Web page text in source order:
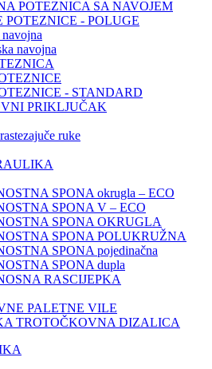
POTEZNICA SA NAVOJEM
- POLUGE
navojna
- STANDARD
PRIKLJUČAK
ruke
SPONA okrugla – ECO
SPONA V – ECO
SPONA OKRUGLA
SPONA POLUKRUŽNA
SPONA pojedinačna
SPONA dupla
RASCIJEPKA
PALETNE VILE
TROTOČKOVNA DIZALICA